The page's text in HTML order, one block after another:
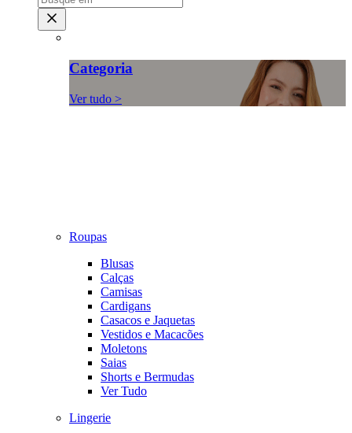
Categoria
Ver tudo >
Roupas
Blusas
Calças
Camisas
Cardigans
Casacos e Jaquetas
Vestidos e Macacões
Moletons
Saias
Shorts e Bermudas
Ver Tudo
Lingerie